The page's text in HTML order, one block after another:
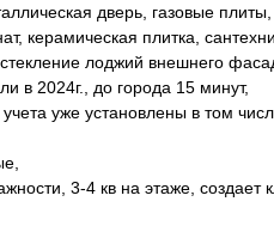
дверь, газовые плиты,
керамическая плитка,
лоджий внешнего
в 2024г., до города 15 минут,
уже установлены в том
3-4 кв на этаже, создает